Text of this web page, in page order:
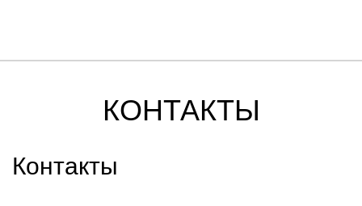
КОНТАКТЫ
Контакты